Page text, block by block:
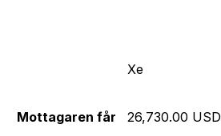
Xe
Mottagaren får
26,730.00 USD